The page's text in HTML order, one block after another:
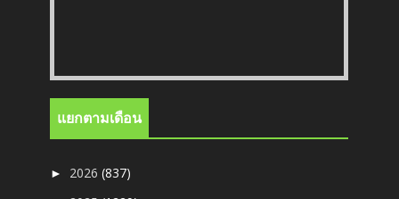
แยกตามเดือน
► 2026(837)